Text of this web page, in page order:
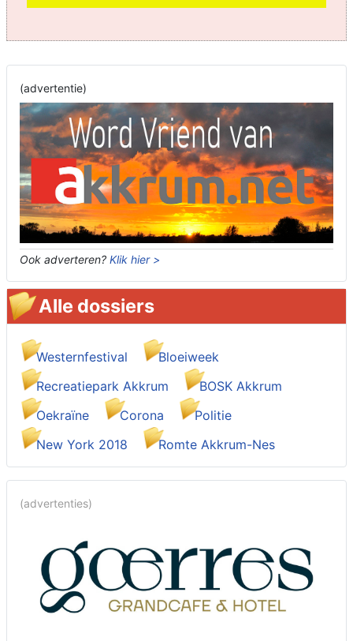
(advertentie)
Ook adverteren? Klik hier >
Alle dossiers
Westernfestival
Bloeiweek
Recreatiepark Akkrum
BOSK Akkrum
Oekraïne
Corona
Politie
New York 2018
Romte Akkrum-Nes
(advertenties)